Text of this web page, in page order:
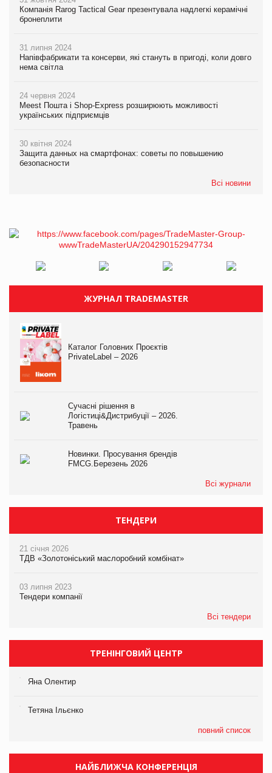
Компанія Rarog Tactical Gear презентувала надлегкі керамічні
бронеплити
31 липня 2024
Напівфабрикати та консерви, які стануть в пригоді, коли довго
нема світла
24 червня 2024
Meest Пошта і Shop-Express розширюють можливості
українських підприємців
30 квітня 2024
Защита данных на смартфонах: советы по повышению
безопасности
Всі новини
ЖУРНАЛ TRADEMASTER
Каталог Головних Проєктів
PrivateLabel – 2026
Сучасні рішення в
Логістиці&Дистрибуції – 2026.
Травень
Новинки. Просування брендів
FMCG.Березень 2026
Всі журнали
ТЕНДЕРИ
21 січня 2026
ТДВ «Золотоніський маслоробний комбінат»
03 липня 2023
Тендери компанії
Всі тендери
ТРЕНІНГОВИЙ ЦЕНТР
Яна Олентир
Тетяна Ільєнко
повний список
НАЙБЛИЖЧА КОНФЕРЕНЦІЯ